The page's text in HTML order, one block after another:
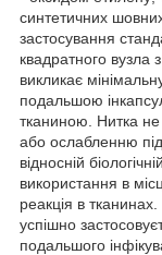
синтетичних
застосування
квадратного
викликає
подальшою
тканиною. Нитка не
або ослабленню
відносній
використання в
реакція в
успішно
подальшого